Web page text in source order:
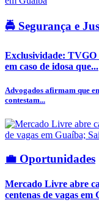
🚔 Segurança e
Exclusividade: TVGO
em caso de idosa que...
Advogados afirmam que
contestam...
💼 Oportunidades
Mercado Livre abre
centenas de vagas em